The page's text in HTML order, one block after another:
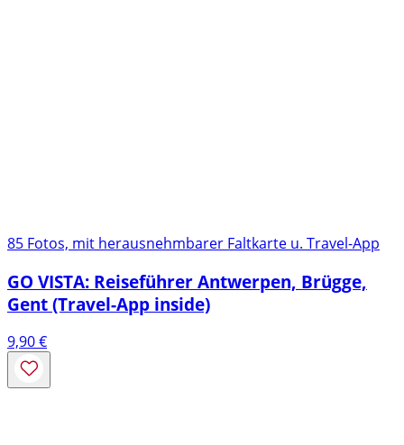
85 Fotos, mit herausnehmbarer Faltkarte u. Travel-App
GO VISTA: Reiseführer Antwerpen, Brügge,
Gent (Travel-App inside)
9,90€